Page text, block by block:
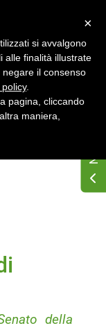
della
×
si avvalgono
alle finalità illustrate
il consenso
.
pagina, cliccando
maniera,